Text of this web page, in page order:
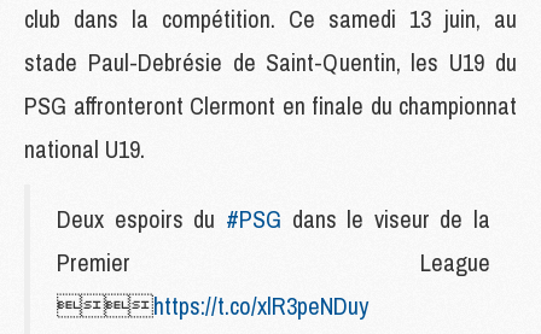
club dans la compétition. Ce samedi 13 juin, au
stade Paul-Debrésie de Saint-Quentin, les U19 du
PSG affronteront Clermont en finale du championnat
national U19.
Deux espoirs du #PSG dans le viseur de la
Premier League
https://t.co/xlR3peNDuy